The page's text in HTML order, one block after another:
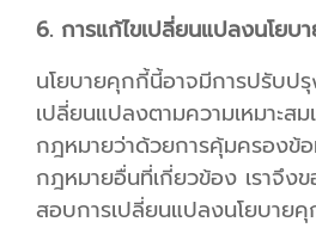
6. การแก้ไขเปลี่ยนแปลงนโยบ
นโยบายคุกกี้นี้อาจมีการปรับปรุ
เปลี่ยนแปลงตามความเหมาะสม
กฎหมายว่าด้วยการคุ้มครองข้
กฎหมายอื่นที่เกี่ยวข้อง เราจึงข
สอบการเปลี่ยนแปลงนโยบาย